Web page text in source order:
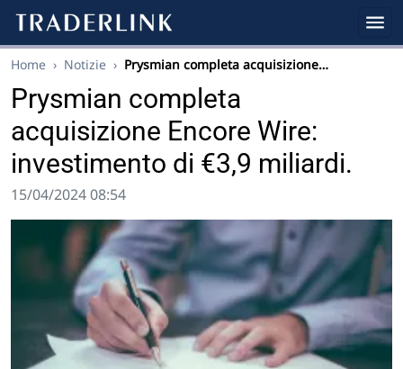
Home › Notizie › Prysmian completa acquisizione…
Prysmian completa
acquisizione Encore Wire:
investimento di €3,9 miliardi.
15/04/2024 08:54